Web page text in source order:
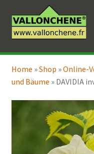
Navigation
springen
Inhalt
springen
Online-Verkauf
Coaching für den
Home »Shop »Online-
und Bäume » DAVIDIA